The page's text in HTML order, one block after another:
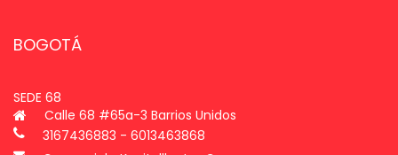
BOGOTÁ
SEDE 68
Calle 68 #65a-3 Barrios Unidos
3167436883 - 6013463868